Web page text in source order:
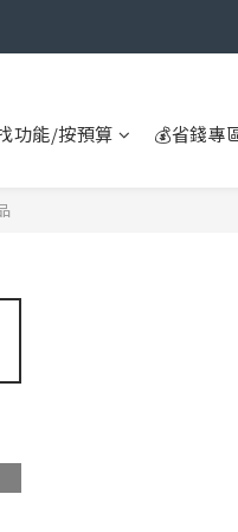
功能/按預算 💰省錢專